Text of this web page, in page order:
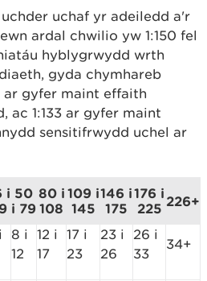
uchaf yr adeiledd a'r
ardal chwilio yw 1:150 fel
hyblygrwydd wrth
gyda chymhareb
ar gyfer maint effaith
ac 1:133 ar gyfer maint
sensitifrwydd uchel ar
i 50
i 79
80 i
108
109 i
145
146 i
175
176 i
225 226+
8 i
12
12 i
17
17 i
23
23 i
26
26 i
33
34+